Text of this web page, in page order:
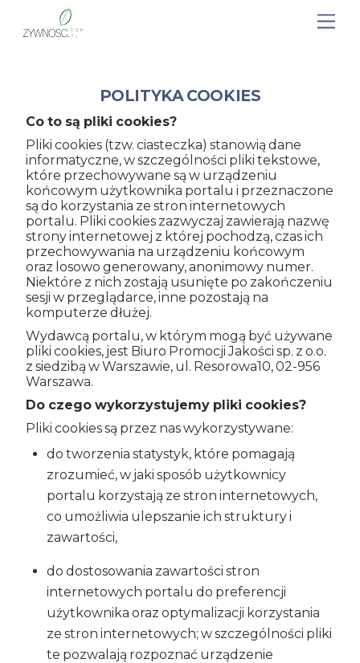
POLITYKA COOKIES
Co to są pliki cookies?
Pliki cookies (tzw. ciasteczka) stanowią dane
informatyczne, w szczególności pliki tekstowe,
które przechowywane są w urządzeniu
końcowym użytkownika portalu i przeznaczone
są do korzystania ze stron internetowych
portalu. Pliki cookies zazwyczaj zawierają nazwę
strony internetowej z której pochodzą, czas ich
przechowywania na urządzeniu końcowym
oraz losowo generowany, anonimowy numer.
Niektóre z nich zostają usunięte po zakończeniu
sesji w przeglądarce, inne pozostają na
komputerze dłużej.
Wydawcą portalu, w którym mogą być używane
pliki cookies, jest Biuro Promocji Jakości sp. z o.o.
z siedzibą w Warszawie, ul. Resorowa10, 02-956
Warszawa.
Do czego wykorzystujemy pliki cookies?
Pliki cookies są przez nas wykorzystywane:
do tworzenia statystyk, które pomagają
zrozumieć, w jaki sposób użytkownicy
portalu korzystają ze stron internetowych,
co umożliwia ulepszanie ich struktury i
zawartości,
do dostosowania zawartości stron
internetowych portalu do preferencji
użytkownika oraz optymalizacji korzystania
ze stron internetowych; w szczególności pliki
te pozwalają rozpoznać urządzenie